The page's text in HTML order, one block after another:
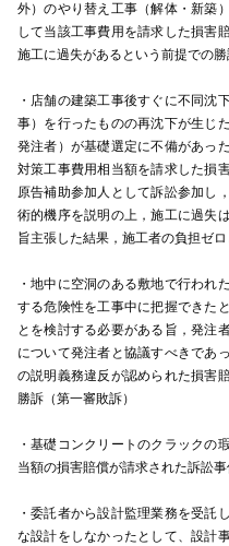
外）のやり替え工事（解体・新築
して当該工事費用を請求した損害
施工に過失があるという前提での
・店舗の建築工事後すぐに不同沈
事）を行ったものの再沈下が生じ
発注者）が基礎選定に不備があっ
対策工事費用相当額を請求した損
原告補助参加人として訴訟参加し
術的機序を説明の上，施工に過失
旨主張した結果，施工者の負担ゼ
・地中に空洞のある敷地で行われ
する危険性を工事中に把握できた
とを検討する必要がある旨，発注
について発注者と協議すべきであ
の説明義務違反が認められた損害
勝訴（第一審敗訴）
・基礎コンクリートのクラックの
当額の損害賠償が請求された訴訟
・委託者から設計監理業務を受託
な設計をしなかったとして、設計